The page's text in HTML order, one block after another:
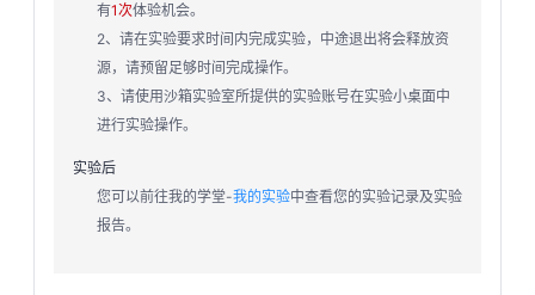
有1次体验机会。
2、请在实验要求时间内完成实验，中途退出将会释放资
源，请预留足够时间完成操作。
3、请使用沙箱实验室所提供的实验账号在实验小桌面中
进行实验操作。
实验后
您可以前往我的学堂-我的实验中查看您的实验记录及实验
报告。